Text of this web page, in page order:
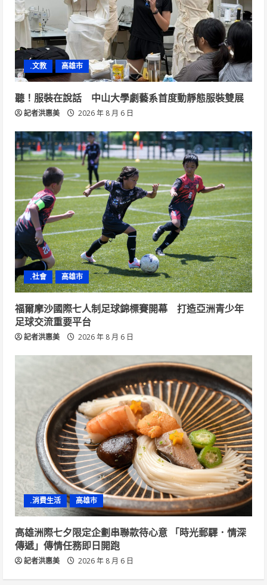
.文教 高雄市
聽！服裝在說話 中山大學劇藝系首度動靜態服裝雙展
記者洪惠美 2026 年 8 月 6 日
.社會 高雄市
福爾摩沙國際七人制足球錦標賽開幕 打造亞洲青少年
足球交流重要平台
記者洪惠美 2026 年 8 月 6 日
.消費生活 高雄市
高雄洲際七夕限定企劃串聯款待心意 「時光郵驛．情深
傳遞」傳情任務即日開跑
記者洪惠美 2026 年 8 月 6 日